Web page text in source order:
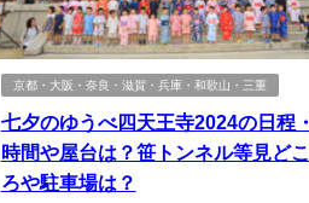
京都・大阪・奈良・滋賀・兵庫・和歌山・三重
七夕のゆうべ四天王寺2024の日程・
時間や屋台は？笹トンネル等見どこ
ろや駐車場は？